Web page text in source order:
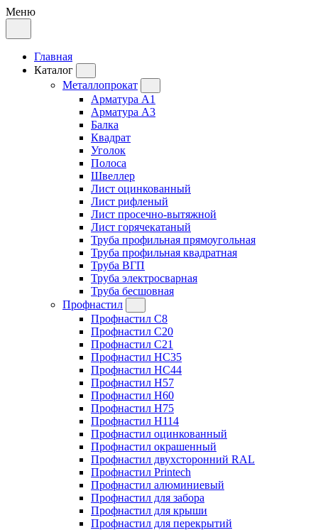
Меню
Главная
Каталог
Металлопрокат
Арматура А1
Арматура А3
Балка
Квадрат
Уголок
Полоса
Швеллер
Лист оцинкованный
Лист рифленый
Лист просечно-вытяжной
Лист горячекатаный
Труба профильная прямоугольная
Труба профильная квадратная
Труба ВГП
Труба электросварная
Труба бесшовная
Профнастил
Профнастил C8
Профнастил C20
Профнастил C21
Профнастил HC35
Профнастил HC44
Профнастил H57
Профнастил H60
Профнастил H75
Профнастил H114
Профнастил оцинкованный
Профнастил окрашенный
Профнастил двухсторонний RAL
Профнастил Printech
Профнастил алюминиевый
Профнастил для забора
Профнастил для крыши
Профнастил для перекрытий